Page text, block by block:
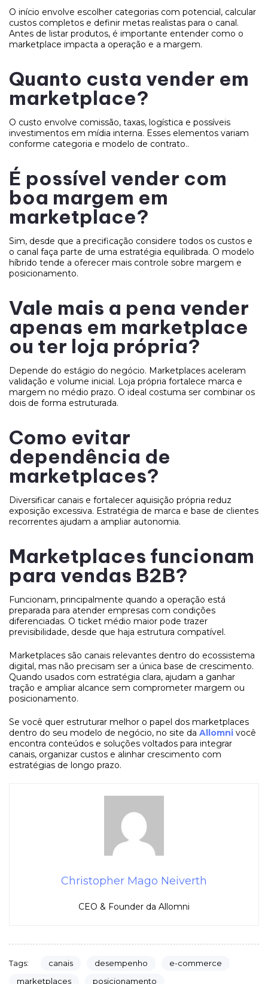
O início envolve escolher categorias com potencial, calcular
custos completos e definir metas realistas para o canal.
Antes de listar produtos, é importante entender como o
marketplace impacta a operação e a margem.
Quanto custa vender em
marketplace?
O custo envolve comissão, taxas, logística e possíveis
investimentos em mídia interna. Esses elementos variam
conforme categoria e modelo de contrato..
É possível vender com
boa margem em
marketplace?
Sim, desde que a precificação considere todos os custos e
o canal faça parte de uma estratégia equilibrada. O modelo
híbrido tende a oferecer mais controle sobre margem e
posicionamento.
Vale mais a pena vender
apenas em marketplace
ou ter loja própria?
Depende do estágio do negócio. Marketplaces aceleram
validação e volume inicial. Loja própria fortalece marca e
margem no médio prazo. O ideal costuma ser combinar os
dois de forma estruturada.
Como evitar
dependência de
marketplaces?
Diversificar canais e fortalecer aquisição própria reduz
exposição excessiva. Estratégia de marca e base de clientes
recorrentes ajudam a ampliar autonomia.
Marketplaces funcionam
para vendas B2B?
Funcionam, principalmente quando a operação está
preparada para atender empresas com condições
diferenciadas. O ticket médio maior pode trazer
previsibilidade, desde que haja estrutura compatível.
Marketplaces são canais relevantes dentro do ecossistema
digital, mas não precisam ser a única base de crescimento.
Quando usados com estratégia clara, ajudam a ganhar
tração e ampliar alcance sem comprometer margem ou
posicionamento.
Se você quer estruturar melhor o papel dos marketplaces
dentro do seu modelo de negócio, no site da Allomni você
encontra conteúdos e soluções voltados para integrar
canais, organizar custos e alinhar crescimento com
estratégias de longo prazo.
Christopher Mago Neiverth
CEO & Founder da Allomni
Tags: canais desempenho
e-commerce
marketplaces
posicionamento